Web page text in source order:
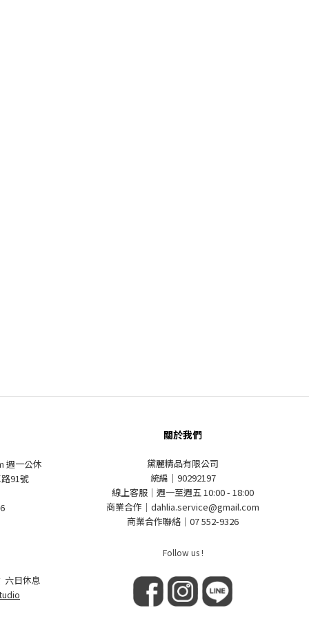
週一公休
91號
六日休息
關於我們
黛麗精品有限公司
統編｜90292197
線上客服｜週一至週五 10:00 - 18:00
商業合作｜dahlia.service@gmail.com
商業合作聯絡｜07 552-9326
Follow us !